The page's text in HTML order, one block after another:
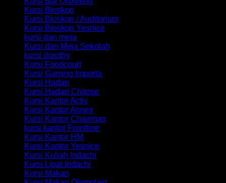
Kursi Bioskop
Kursi Bioskop / Auditorium
Kursi Bioskop Yesnice
kursi dan meja
Kursi dan Meja Sekolah
kursi dorothy
Kursi Foodcourt
Kursi Gaming Importa
Kursi Hadap
Kursi Hadap Chitose
Kursi Kantor Activ
Kursi Kantor Annex
Kursi Kantor Chairman
kursi kantor Frontline
Kursi Kantor HM
Kursi Kantor Yesnice
Kursi Kuliah Indachi
Kursi Lipat Indachi
Kursi Makan